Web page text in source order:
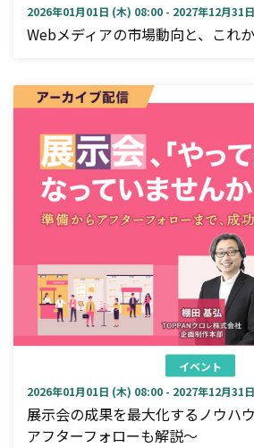
2026年01月01日 (木) 08:00 - 2027年12月31
Webメディアの市場動向と、これ
イベント
2026年01月01日 (木) 08:00 - 2027年12月31
展示会の成果を最大化するノウハ
アフターフォローも解説～